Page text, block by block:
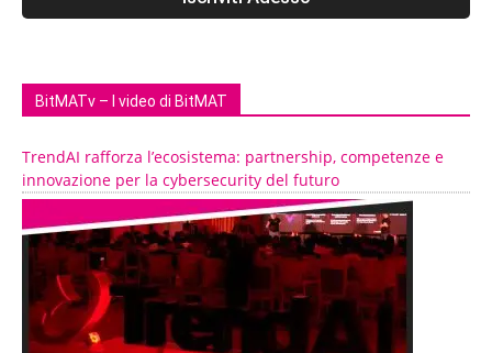
BitMATv – I video di BitMAT
TrendAI rafforza l’ecosistema: partnership, competenze e
innovazione per la cybersecurity del futuro